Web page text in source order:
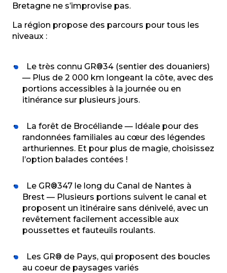
Bretagne ne s’improvise pas.
La région propose des parcours pour tous les
niveaux :
Le très connu GR®34 (sentier des douaniers)
— Plus de 2 000 km longeant la côte, avec des
portions accessibles à la journée ou en
itinérance sur plusieurs jours.
La forêt de Brocéliande — Idéale pour des
randonnées familiales au cœur des légendes
arthuriennes. Et pour plus de magie, choisissez
l’option balades contées !
Le GR®347 le long du Canal de Nantes à
Brest — Plusieurs portions suivent le canal et
proposent un itinéraire sans dénivelé, avec un
revêtement facilement accessible aux
poussettes et fauteuils roulants.
Les GR® de Pays, qui proposent des boucles
au coeur de paysages variés